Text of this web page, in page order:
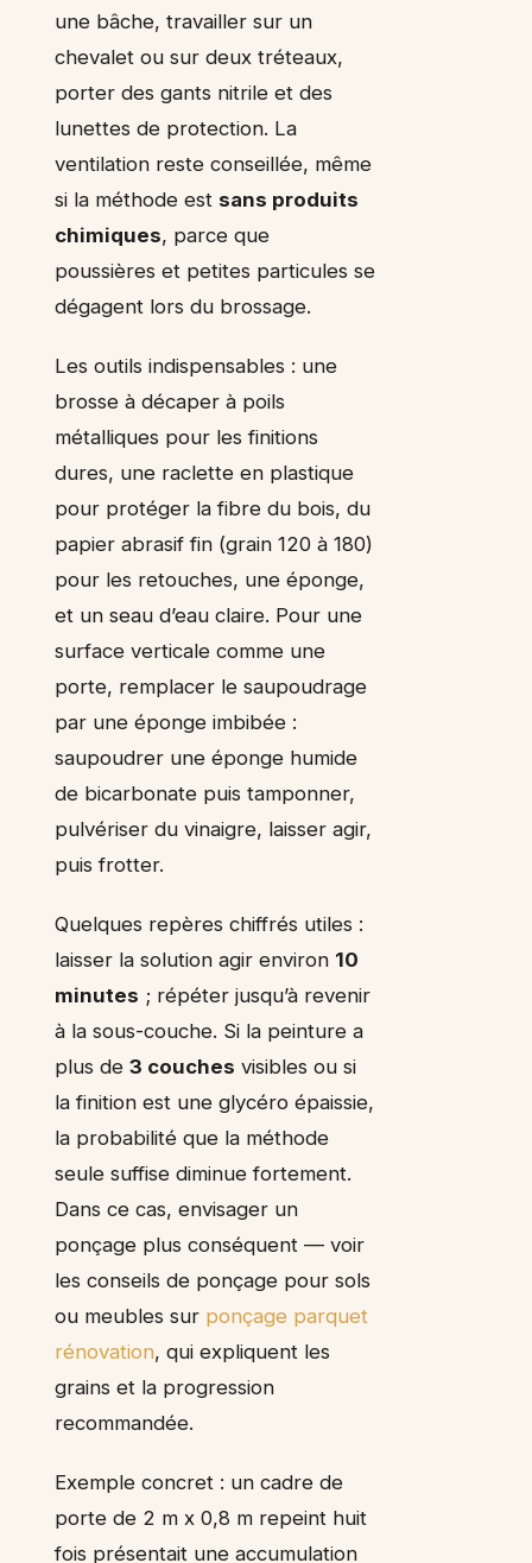
une bâche, travailler sur un
chevalet ou sur deux tréteaux,
porter des gants nitrile et des
lunettes de protection. La
ventilation reste conseillée, même
si la méthode est sans produits
chimiques, parce que
poussières et petites particules se
dégagent lors du brossage.
Les outils indispensables : une
brosse à décaper à poils
métalliques pour les finitions
dures, une raclette en plastique
pour protéger la fibre du bois, du
papier abrasif fin (grain 120 à 180)
pour les retouches, une éponge,
et un seau d’eau claire. Pour une
surface verticale comme une
porte, remplacer le saupoudrage
par une éponge imbibée :
saupoudrer une éponge humide
de bicarbonate puis tamponner,
pulvériser du vinaigre, laisser agir,
puis frotter.
Quelques repères chiffrés utiles :
laisser la solution agir environ 10
minutes ; répéter jusqu’à revenir
à la sous-couche. Si la peinture a
plus de 3 couches visibles ou si
la finition est une glycéro épaissie,
la probabilité que la méthode
seule suffise diminue fortement.
Dans ce cas, envisager un
ponçage plus conséquent — voir
les conseils de ponçage pour sols
ou meubles sur ponçage parquet
rénovation, qui expliquent les
grains et la progression
recommandée.
Exemple concret : un cadre de
porte de 2 m x 0,8 m repeint huit
fois présentait une accumulation